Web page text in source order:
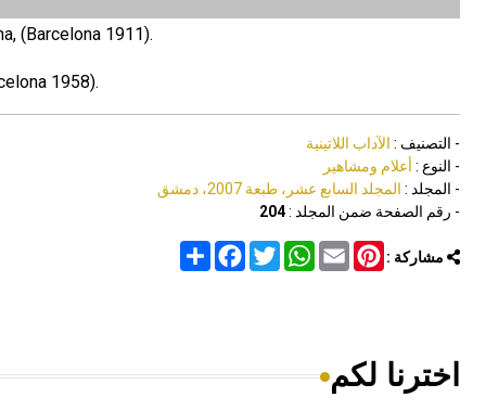
(Barcelona 1911).
1958).
- التصنيف : الآداب اللاتينية
- النوع : أعلام ومشاهير
- المجلد : المجلد السابع عشر، طبعة 2007، دمشق
- رقم الصفحة ضمن المجلد :204
مشاركة : Share
FacebookTwitter
WhatsAppEmail
Pinterest
اخترنا لكم